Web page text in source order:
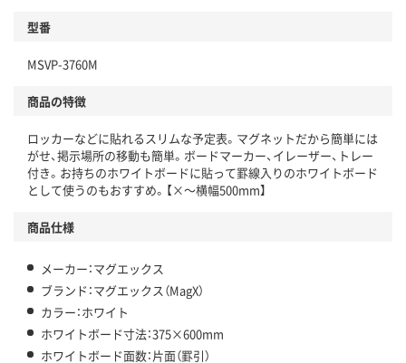
型番
MSVP-3760M
商品の特徴
ロッカーなどに貼れるスリムな予定表。マグネットだから簡単には
がせ、掲示場所の移動も簡単。ボードマーカー、イレーザー、トレー
付き。お持ちのホワイトボードに貼って罫線入りのホワイトボード
として使うのもおすすめ。【×～横幅500mm】
商品仕様
メーカー：マグエックス
ブランド：マグエックス（MagX）
カラー：ホワイト
ホワイトボード寸法：375×600mm
ホワイトボード面数：片面（罫引）